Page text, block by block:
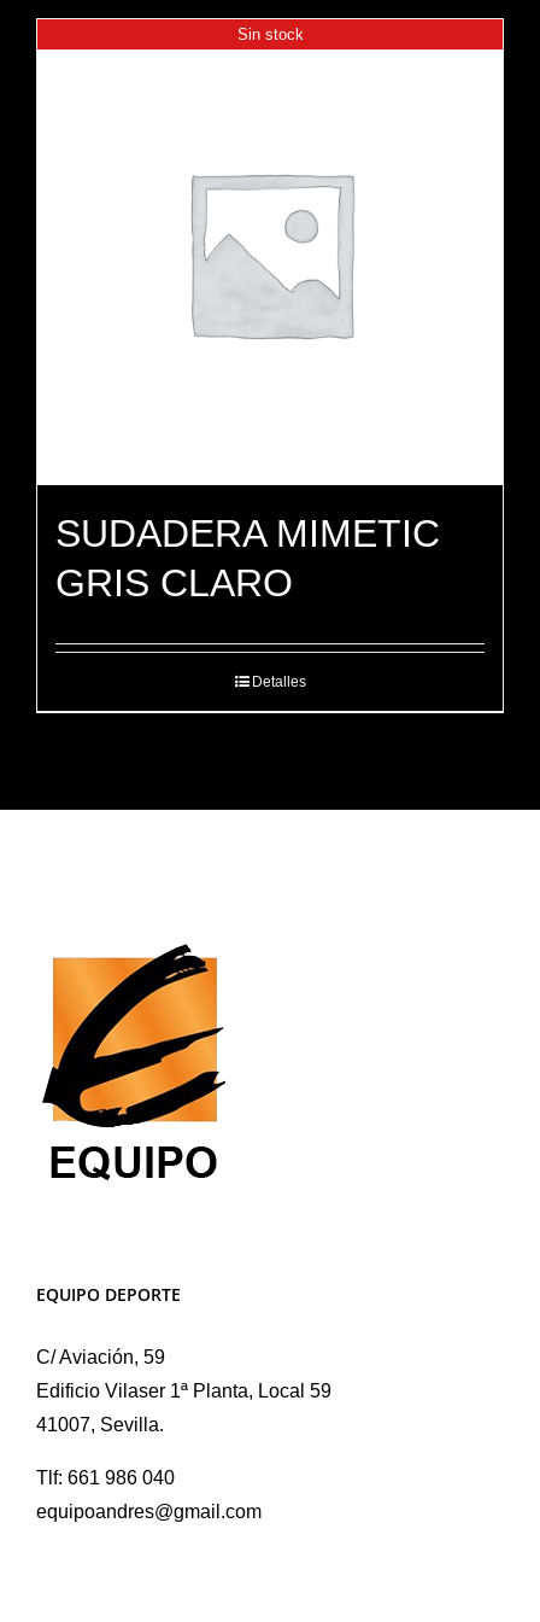
Sin stock
SUDADERA MIMETIC
GRIS CLARO
Detalles
EQUIPO DEPORTE
C/ Aviación, 59
Edificio Vilaser 1ª Planta, Local 59
41007, Sevilla.
Tlf: 661 986 040
equipoandres@gmail.com